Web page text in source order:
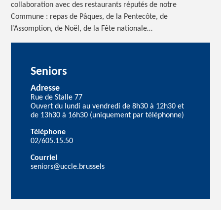
collaboration avec des restaurants réputés de notre
Commune : repas de Pâques, de la Pentecôte, de
l’Assomption, de Noël, de la Fête nationale…
Seniors
Adresse
Rue de Stalle 77
Ouvert du lundi au vendredi de 8h30 à 12h30 et
de 13h30 à 16h30 (uniquement par téléphonne)
Téléphone
02/605.15.50
Courriel
seniors@uccle.brussels